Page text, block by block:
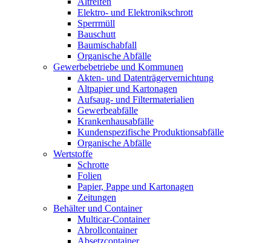
Elektro- und Elektronikschrott
Sperrmüll
Bauschutt
Baumischabfall
Organische Abfälle
Gewerbebetriebe und Kommunen
Akten- und Datenträgervernichtung
Altpapier und Kartonagen
Aufsaug- und Filtermaterialien
Gewerbeabfälle
Krankenhausabfälle
Kundenspezifische Produktionsabfälle
Organische Abfälle
Wertstoffe
Schrotte
Folien
Papier, Pappe und Kartonagen
Zeitungen
Behälter und Container
Multicar-Container
Abrollcontainer
Absetzcontainer